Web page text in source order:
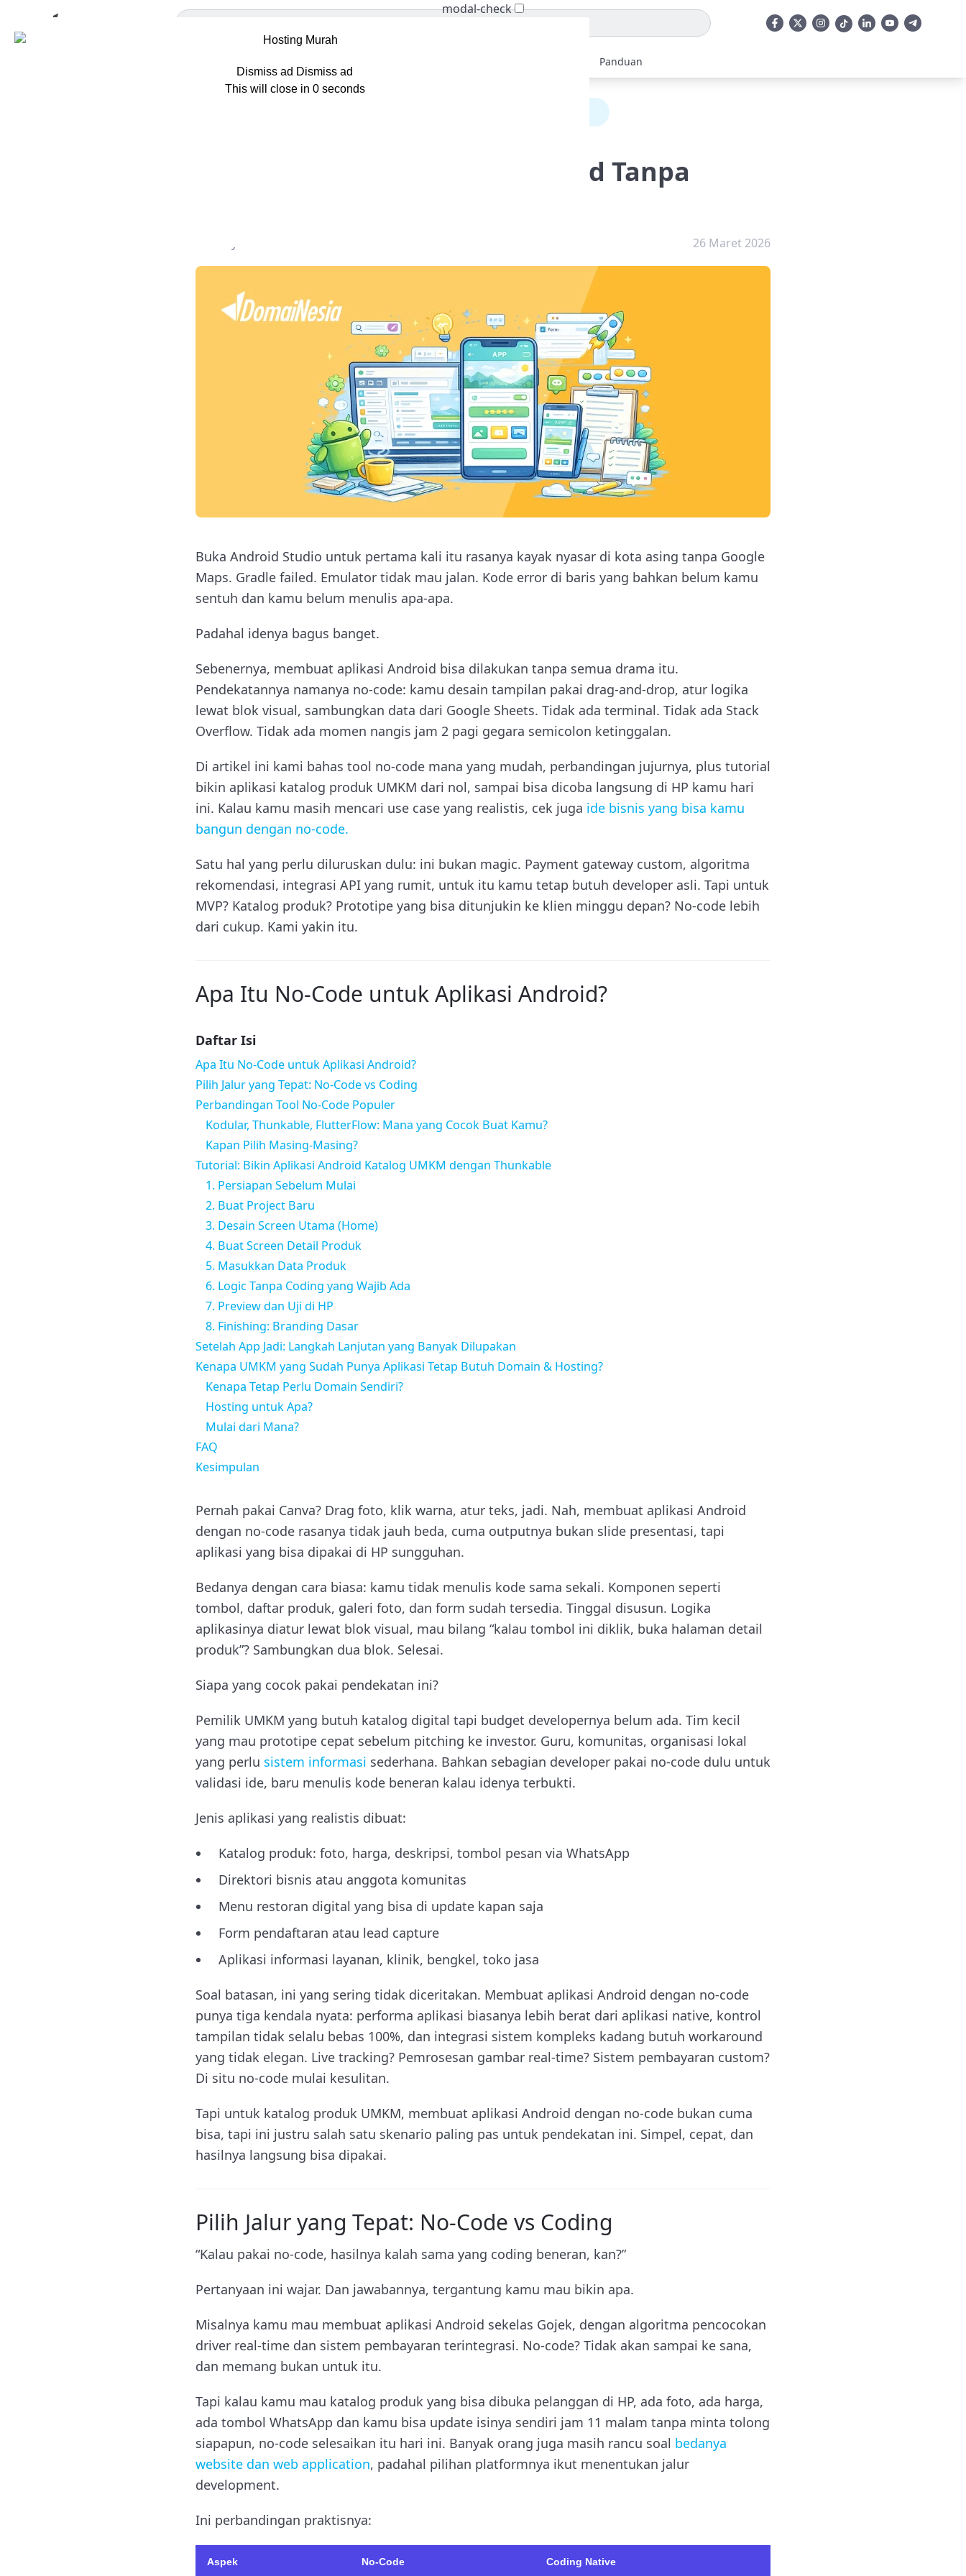
Panduan
Cara Membuat Aplikasi Android Tanpa
26 Maret 2026
Buka Android Studio untuk pertama kali itu rasanya kayak nyasar di kota asing tanpa Google
Maps. Gradle failed. Emulator tidak mau jalan. Kode error di baris yang bahkan belum kamu
sentuh dan kamu belum menulis apa-apa.
Padahal idenya bagus banget.
Sebenernya, membuat aplikasi Android bisa dilakukan tanpa semua drama itu.
Pendekatannya namanya no-code: kamu desain tampilan pakai drag-and-drop, atur logika
lewat blok visual, sambungkan data dari Google Sheets. Tidak ada terminal. Tidak ada Stack
Overflow. Tidak ada momen nangis jam 2 pagi gegara semicolon ketinggalan.
Di artikel ini kami bahas tool no-code mana yang mudah, perbandingan jujurnya, plus tutorial
bikin aplikasi katalog produk UMKM dari nol, sampai bisa dicoba langsung di HP kamu hari
ini. Kalau kamu masih mencari use case yang realistis, cek juga ide bisnis yang bisa kamu
bangun dengan no-code.
Satu hal yang perlu diluruskan dulu: ini bukan magic. Payment gateway custom, algoritma
rekomendasi, integrasi API yang rumit, untuk itu kamu tetap butuh developer asli. Tapi untuk
MVP? Katalog produk? Prototipe yang bisa ditunjukin ke klien minggu depan? No-code lebih
dari cukup. Kami yakin itu.
Apa Itu No-Code untuk Aplikasi Android?
Daftar Isi
Apa Itu No-Code untuk Aplikasi Android?
Pilih Jalur yang Tepat: No-Code vs Coding
Perbandingan Tool No-Code Populer
Kodular, Thunkable, FlutterFlow: Mana yang Cocok Buat Kamu?
Kapan Pilih Masing-Masing?
Tutorial: Bikin Aplikasi Android Katalog UMKM dengan Thunkable
1. Persiapan Sebelum Mulai
2. Buat Project Baru
3. Desain Screen Utama (Home)
4. Buat Screen Detail Produk
5. Masukkan Data Produk
6. Logic Tanpa Coding yang Wajib Ada
7. Preview dan Uji di HP
8. Finishing: Branding Dasar
Setelah App Jadi: Langkah Lanjutan yang Banyak Dilupakan
Kenapa UMKM yang Sudah Punya Aplikasi Tetap Butuh Domain & Hosting?
Kenapa Tetap Perlu Domain Sendiri?
Hosting untuk Apa?
Mulai dari Mana?
FAQ
Kesimpulan
Pernah pakai Canva? Drag foto, klik warna, atur teks, jadi. Nah, membuat aplikasi Android
dengan no-code rasanya tidak jauh beda, cuma outputnya bukan slide presentasi, tapi
aplikasi yang bisa dipakai di HP sungguhan.
Bedanya dengan cara biasa: kamu tidak menulis kode sama sekali. Komponen seperti
tombol, daftar produk, galeri foto, dan form sudah tersedia. Tinggal disusun. Logika
aplikasinya diatur lewat blok visual, mau bilang “kalau tombol ini diklik, buka halaman detail
produk”? Sambungkan dua blok. Selesai.
Siapa yang cocok pakai pendekatan ini?
Pemilik UMKM yang butuh katalog digital tapi budget developernya belum ada. Tim kecil
yang mau prototipe cepat sebelum pitching ke investor. Guru, komunitas, organisasi lokal
yang perlu sistem informasi sederhana. Bahkan sebagian developer pakai no-code dulu untuk
validasi ide, baru menulis kode beneran kalau idenya terbukti.
Jenis aplikasi yang realistis dibuat:
Katalog produk: foto, harga, deskripsi, tombol pesan via WhatsApp
Direktori bisnis atau anggota komunitas
Menu restoran digital yang bisa di update kapan saja
Form pendaftaran atau lead capture
Aplikasi informasi layanan, klinik, bengkel, toko jasa
Soal batasan, ini yang sering tidak diceritakan. Membuat aplikasi Android dengan no-code
punya tiga kendala nyata: performa aplikasi biasanya lebih berat dari aplikasi native, kontrol
tampilan tidak selalu bebas 100%, dan integrasi sistem kompleks kadang butuh workaround
yang tidak elegan. Live tracking? Pemrosesan gambar real-time? Sistem pembayaran custom?
Di situ no-code mulai kesulitan.
Tapi untuk katalog produk UMKM, membuat aplikasi Android dengan no-code bukan cuma
bisa, tapi ini justru salah satu skenario paling pas untuk pendekatan ini. Simpel, cepat, dan
hasilnya langsung bisa dipakai.
Pilih Jalur yang Tepat: No-Code vs Coding
“Kalau pakai no-code, hasilnya kalah sama yang coding beneran, kan?”
Pertanyaan ini wajar. Dan jawabannya, tergantung kamu mau bikin apa.
Misalnya kamu mau membuat aplikasi Android sekelas Gojek, dengan algoritma pencocokan
driver real-time dan sistem pembayaran terintegrasi. No-code? Tidak akan sampai ke sana,
dan memang bukan untuk itu.
Tapi kalau kamu mau katalog produk yang bisa dibuka pelanggan di HP, ada foto, ada harga,
ada tombol WhatsApp dan kamu bisa update isinya sendiri jam 11 malam tanpa minta tolong
siapapun, no-code selesaikan itu hari ini. Banyak orang juga masih rancu soal bedanya
website dan web application, padahal pilihan platformnya ikut menentukan jalur
development.
Ini perbandingan praktisnya:
Aspek No-Code Coding Native
modal-check
Dismiss ad Dismiss ad
This will close in 0seconds